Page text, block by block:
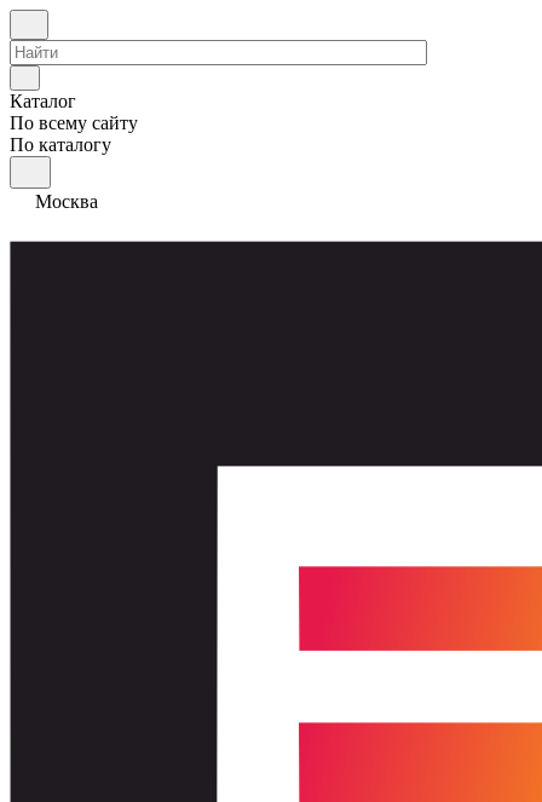
Каталог
По всему сайту
По каталогу
Москва